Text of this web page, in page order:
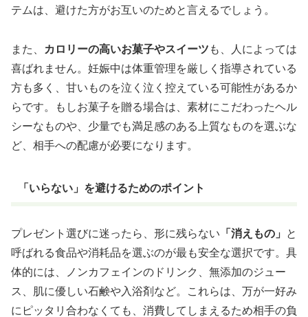
テムは、避けた方がお互いのためと言えるでしょう。
また、 カロリーの高いお菓子やスイーツ も、人によっては
喜ばれません。妊娠中は体重管理を厳しく指導されている
方も多く、甘いものを泣く泣く控えている可能性があるか
らです。もしお菓子を贈る場合は、素材にこだわったヘル
シーなものや、少量でも満足感のある上質なものを選ぶな
ど、相手への配慮が必要になります。
「いらない」を避けるためのポイント
プレゼント選びに迷ったら、形に残らない 「消えもの」
と
呼ばれる食品や消耗品を選ぶのが最も安全な選択です。具
体的には、ノンカフェインのドリンク、無添加のジュー
ス、肌に優しい石鹸や入浴剤など。これらは、万が一好み
にピッタリ合わなくても、消費してしまえるため相手の負